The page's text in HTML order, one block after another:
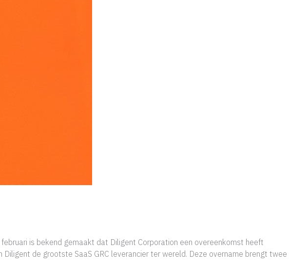
is bekend gemaakt dat Diligent Corporation een overeenkomst heeft
de grootste SaaS GRC leverancier ter wereld. Deze overname brengt twee